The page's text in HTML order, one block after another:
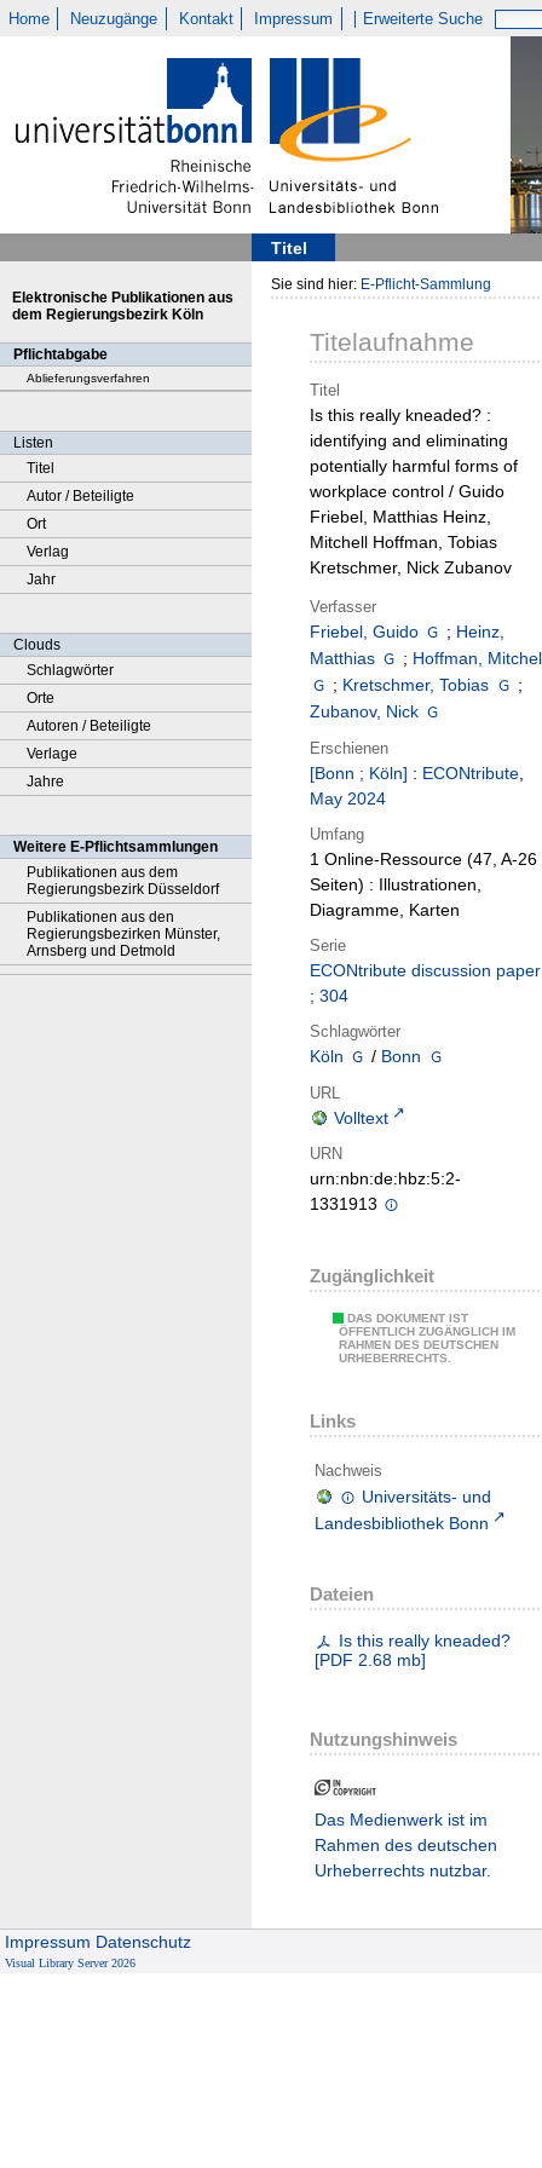
Home Neuzugänge Kontakt Impressum Erweiterte Suche
Titel
Elektronische Publikationen aus
dem Regierungsbezirk Köln
Pflichtabgabe
Ablieferungsverfahren
Listen
Titel
Autor / Beteiligte
Ort
Verlag
Jahr
Clouds
Schlagwörter
Orte
Autoren / Beteiligte
Verlage
Jahre
Weitere E-Pflichtsammlungen
Publikationen aus dem
Regierungsbezirk Düsseldorf
Publikationen aus den
Regierungsbezirken Münster,
Arnsberg und Detmold
Sie sind hier: E-Pflicht-Sammlung
Titelaufnahme
Titel
Is this really kneaded? :
identifying and eliminating
potentially harmful forms of
workplace control / Guido
Friebel, Matthias Heinz,
Mitchell Hoffman, Tobias
Kretschmer, Nick Zubanov
Verfasser
Friebel, Guido ; Heinz,
Matthias
; Hoffman,
; Kretschmer, Tobias
;
Zubanov, Nick
Erschienen
[Bonn ; Köln] : ECONtribute,
May 2024
Umfang
1 Online-Ressource (47, A-26
Seiten) : Illustrationen,
Diagramme, Karten
Serie
ECONtribute discussion paper
; 304
Schlagwörter
Köln / Bonn
URL
Volltext
URN
urn:nbn:de:hbz:5:2-
1331913
Zugänglichkeit
DAS DOKUMENT IST
ÖFFENTLICH ZUGÄNGLICH IM
RAHMEN DES DEUTSCHEN
URHEBERRECHTS.
Links
Nachweis
Universitäts- und
Landesbibliothek Bonn
Dateien
Is this really kneaded?
[PDF 2.68 mb]
Nutzungshinweis
Das Medienwerk ist im
Rahmen des deutschen
Urheberrechts nutzbar.
Impressum Datenschutz
Visual Library Server 2026